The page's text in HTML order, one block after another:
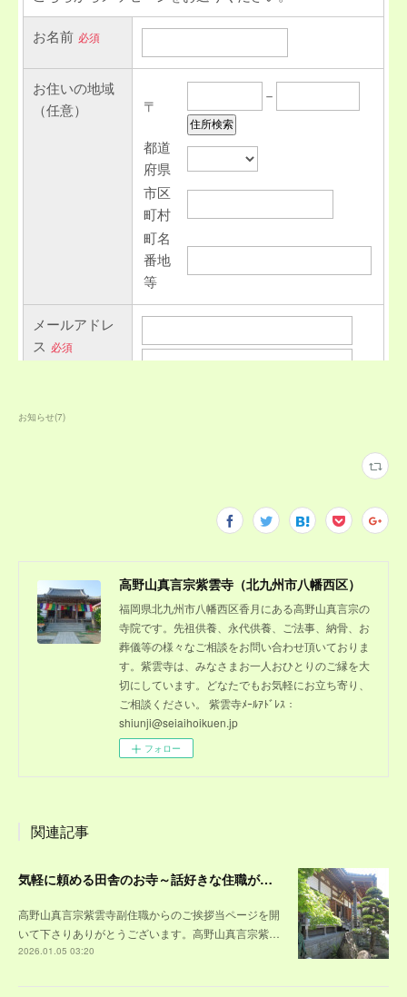
お知らせ(7)
高野山真言宗紫雲寺（北九州市八幡西区）
福岡県北九州市八幡西区香月にある高野山真言宗の
寺院です。先祖供養、永代供養、ご法事、納骨、お
葬儀等の様々なご相談をお問い合わせ頂いておりま
す。紫雲寺は、みなさまお一人おひとりのご縁を大
切にしています。どなたでもお気軽にお立ち寄り、
ご相談ください。 紫雲寺ﾒｰﾙｱﾄﾞﾚｽ：
shiunji@seiaihoikuen.jp
フォロー
関連記事
気軽に頼める田舎のお寺～話好きな住職が居る福岡県北九州市の真言宗寺院
高野山真言宗紫雲寺副住職からのご挨拶当ページを開
いて下さりありがとうございます。高野山真言宗紫…
2026.01.05 03:20